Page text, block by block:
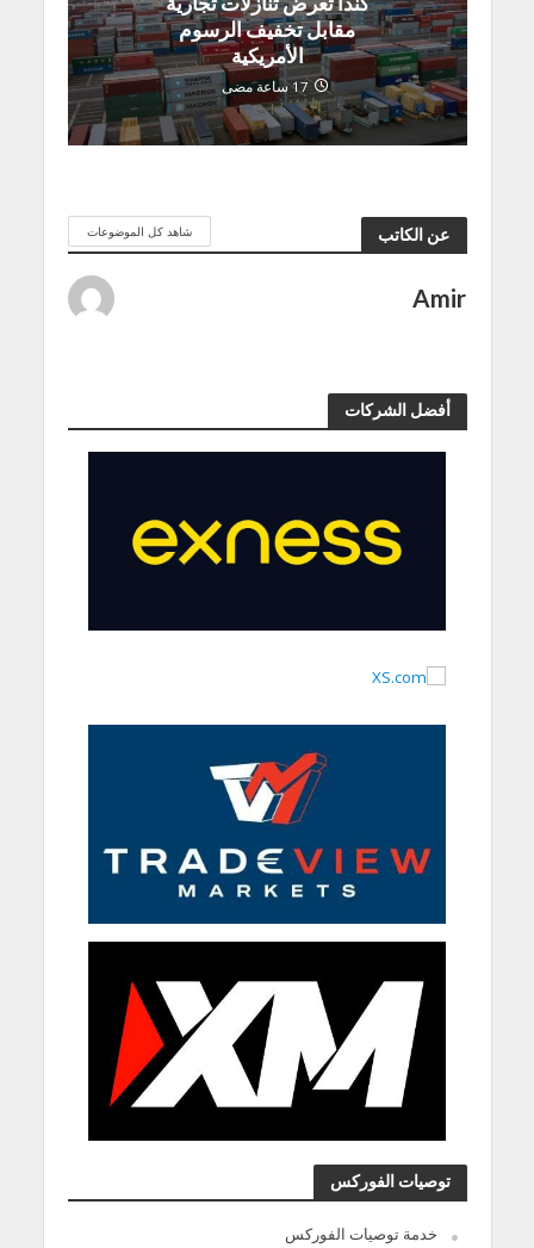
مقابل تخفيف الرسوم
الأمريكية
17 ساعة مضى
عن الكاتب شاهد كل الموضوعات
Amir
أفضل الشركات
توصيات الفوركس
خدمة توصيات الفوركس